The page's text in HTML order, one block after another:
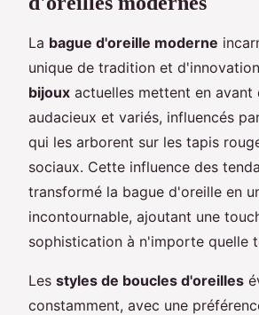
La bague d'oreille moderne
unique de tradition et
bijoux actuelles mettent en avant
audacieux et variés, influencés
qui les arborent sur les tapis
sociaux. Cette influence des
transformé la bague d'oreille en
incontournable, ajoutant une
sophistication à n'importe quelle
Les styles de boucles d'oreilles
constamment, avec une